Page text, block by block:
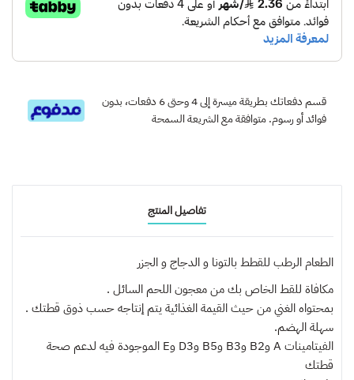
قسم دفعاتك بطريقة ميسرة إلى 4 وحتى 6 دفعات، بدون
فوائد أو رسوم. متوافقة مع الشريعة السمحة
تفاصيل المنتج
الطعام الرطب للقطط بالتونا و الدجاج و الجزر
مكافاة للقط الخاص بك من معجون اللحم السائل .
بمحتواه الغني من حيث القيمة الغذائية يتم إنتاجه حسب ذوق قطتك .
سهلة الهضم.
الفيتامينات A وB2 وB3 وB5 وD3 وE الموجودة فيه لدعم صحة
قطتك